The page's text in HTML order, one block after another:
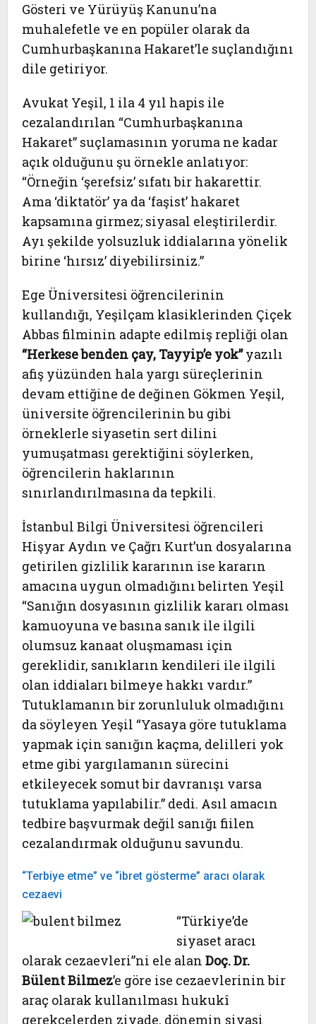
Gösteri ve Yürüyüş Kanunu’na
muhalefetle ve en popüler olarak da
Cumhurbaşkanına Hakaret’le suçlandığını
dile getiriyor.
Avukat Yeşil, 1 ila 4 yıl hapis ile
cezalandırılan “Cumhurbaşkanına
Hakaret” suçlamasının yoruma ne kadar
açık olduğunu şu örnekle anlatıyor:
“Örneğin ‘şerefsiz’ sıfatı bir hakarettir.
Ama ‘diktatör’ ya da ‘faşist’ hakaret
kapsamına girmez; siyasal eleştirilerdir.
Ayı şekilde yolsuzluk iddialarına yönelik
birine ‘hırsız’ diyebilirsiniz.”
Ege Üniversitesi öğrencilerinin
kullandığı, Yeşilçam klasiklerinden Çiçek
Abbas filminin adapte edilmiş repliği olan
“Herkese benden çay, Tayyip’e yok”yazılı
afiş yüzünden hala yargı süreçlerinin
devam ettiğine de değinen Gökmen Yeşil,
üniversite öğrencilerinin bu gibi
örneklerle siyasetin sert dilini
yumuşatması gerektiğini söylerken,
öğrencilerin haklarının
sınırlandırılmasına da tepkili.
İstanbul Bilgi Üniversitesi öğrencileri
Hişyar Aydın ve Çağrı Kurt’un dosyalarına
getirilen gizlilik kararının ise kararın
amacına uygun olmadığını belirten Yeşil
“Sanığın dosyasının gizlilik kararı olması
kamuoyuna ve basına sanık ile ilgili
olumsuz kanaat oluşmaması için
gereklidir, sanıkların kendileri ile ilgili
olan iddiaları bilmeye hakkı vardır.”
Tutuklamanın bir zorunluluk olmadığını
da söyleyen Yeşil “Yasaya göre tutuklama
yapmak için sanığın kaçma, delilleri yok
etme gibi yargılamanın sürecini
etkileyecek somut bir davranışı varsa
tutuklama yapılabilir.” dedi. Asıl amacın
tedbire başvurmak değil sanığı fiilen
cezalandırmak olduğunu savundu.
“Terbiye etme” ve “ibret gösterme” aracı olarak
cezaevi
“Türkiye’de
siyaset aracı
olarak cezaevleri”ni ele alanDoç. Dr.
Bülent Bilmez’e göre ise cezaevlerinin bir
araç olarak kullanılması hukukî
gerekçelerden ziyade, dönemin siyasi